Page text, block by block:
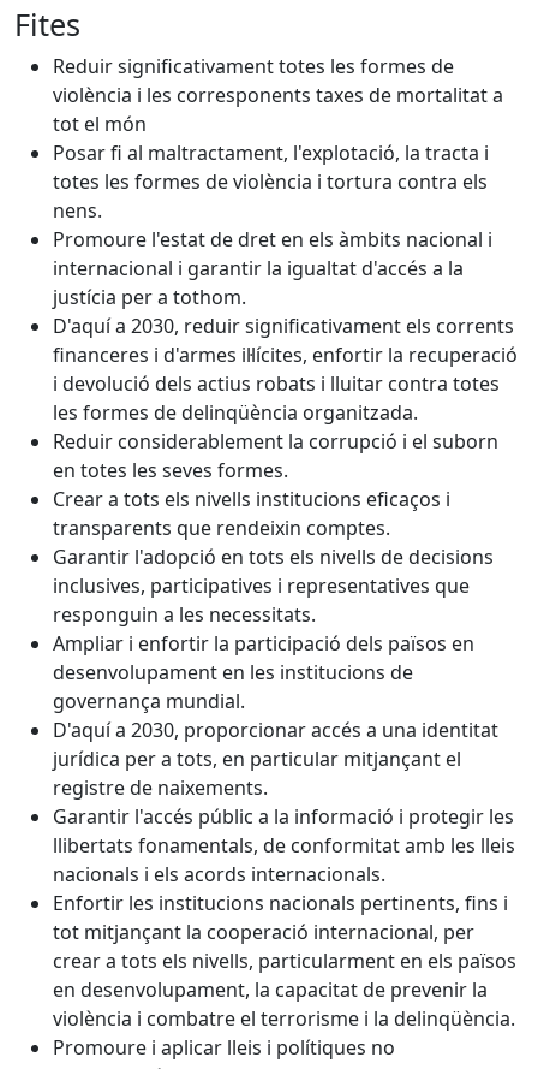
Fites
Reduir significativament totes les formes de
violència i les corresponents taxes de mortalitat a
tot el món
Posar fi al maltractament, l'explotació, la tracta i
totes les formes de violència i tortura contra els
nens.
Promoure l'estat de dret en els àmbits nacional i
internacional i garantir la igualtat d'accés a la
justícia per a tothom.
D'aquí a 2030, reduir significativament els corrents
financeres i d'armes il·lícites, enfortir la recuperació
i devolució dels actius robats i lluitar contra totes
les formes de delinqüència organitzada.
Reduir considerablement la corrupció i el suborn
en totes les seves formes.
Crear a tots els nivells institucions eficaços i
transparents que rendeixin comptes.
Garantir l'adopció en tots els nivells de decisions
inclusives, participatives i representatives que
responguin a les necessitats.
Ampliar i enfortir la participació dels països en
desenvolupament en les institucions de
governança mundial.
D'aquí a 2030, proporcionar accés a una identitat
jurídica per a tots, en particular mitjançant el
registre de naixements.
Garantir l'accés públic a la informació i protegir les
llibertats fonamentals, de conformitat amb les lleis
nacionals i els acords internacionals.
Enfortir les institucions nacionals pertinents, fins i
tot mitjançant la cooperació internacional, per
crear a tots els nivells, particularment en els països
en desenvolupament, la capacitat de prevenir la
violència i combatre el terrorisme i la delinqüència.
Promoure i aplicar lleis i polítiques no